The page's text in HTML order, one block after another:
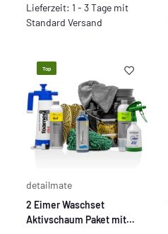
Lieferzeit: 1 - 3 Tage mit
Standard Versand
Top
detailmate
2 Eimer Waschset
Aktivschaum Paket mit